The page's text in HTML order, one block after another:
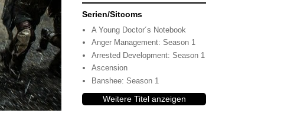
Serien/Sitcoms
A Young Doctor´s Notebook
Anger Management: Season 1
Arrested Development: Season 1
Ascension
Banshee: Season 1
Weitere Titel anzeigen